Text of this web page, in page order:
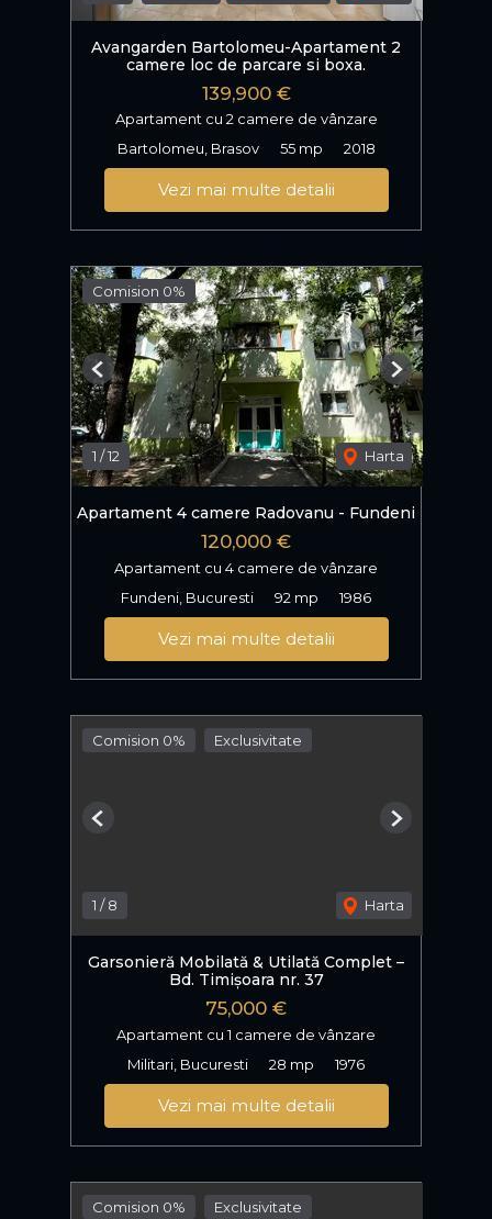
Avangarden Bartolomeu-Apartament 2
camere loc de parcare si boxa.
139,900 €
Apartament cu 2 camere de vânzare
Bartolomeu, Brasov
55 mp 2018
Vezi mai multe detalii
Comision 0%
1 /12 Harta
Previous Next
Apartament 4 camere Radovanu - Fundeni
120,000 €
Apartament cu 4 camere de vânzare
Fundeni, Bucuresti
92 mp 1986
Vezi mai multe detalii
Comision 0% Exclusivitate
1 /8 Harta
Previous Next
Garsonieră Mobilată & Utilată Complet –
Bd. Timișoara nr. 37
75,000 €
Apartament cu 1 camere de vânzare
Militari, Bucuresti
28 mp 1976
Vezi mai multe detalii
Comision 0% Exclusivitate